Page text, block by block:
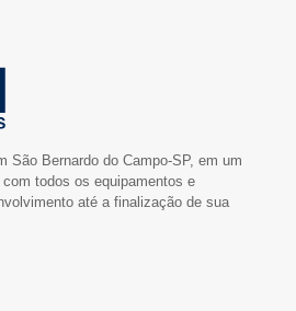
São Bernardo do Campo-SP, em um
com todos os equipamentos e
até a finalização de sua